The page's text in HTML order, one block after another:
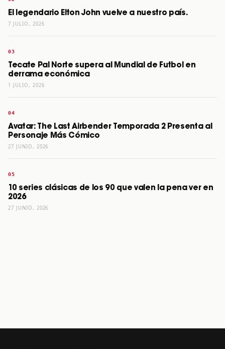
El legendario Elton John vuelve a nuestro país.
7 JULIO, 2026
Tecate Pal Norte supera al Mundial de Futbol en
derrama económica
1 JULIO, 2026
Avatar: The Last Airbender Temporada 2 Presenta al
Personaje Más Cómico
27 JUNIO, 2026
10 series clásicas de los 90 que valen la pena ver en
2026
27 JUNIO, 2026